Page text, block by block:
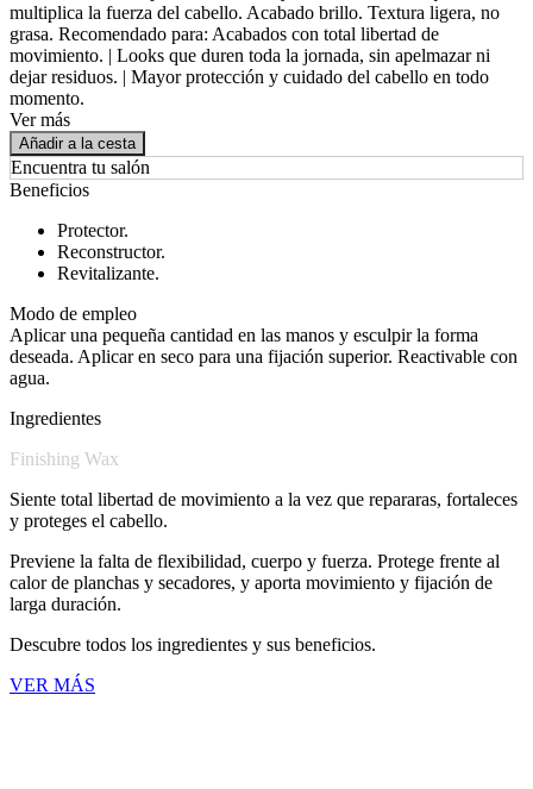
multiplica la fuerza del cabello. Acabado brillo. Textura ligera, no
grasa. Recomendado para: Acabados con total libertad de
movimiento. | Looks que duren toda la jornada, sin apelmazar ni
dejar residuos. | Mayor protección y cuidado del cabello en todo
momento.
Ver más
Añadir a la cesta
Encuentra tu salón
Beneficios
Protector.
Reconstructor.
Revitalizante.
Modo de empleo
Aplicar una pequeña cantidad en las manos y esculpir la forma
deseada. Aplicar en seco para una fijación superior. Reactivable con
agua.
Ingredientes
Finishing Wax
Siente total libertad de movimiento a la vez que repararas, fortaleces
y proteges el cabello.
Previene la falta de flexibilidad, cuerpo y fuerza. Protege frente al
calor de planchas y secadores, y aporta movimiento y fijación de
larga duración.
Descubre todos los ingredientes y sus beneficios.
VER MÁS